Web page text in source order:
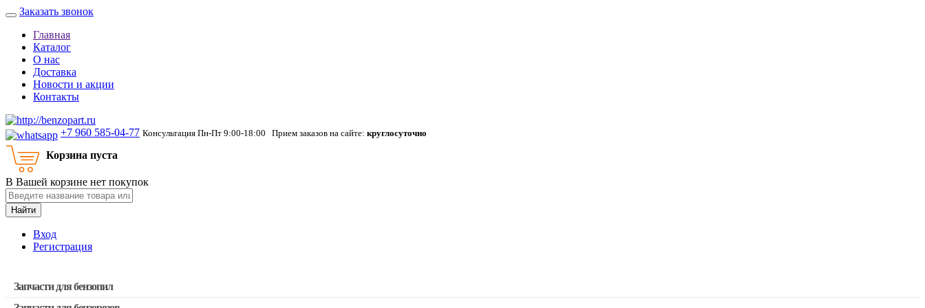
Заказать звонок
Главная
Каталог
О нас
Доставка
Новости и акции
Контакты
+7 960 585-04-77 Консультация Пн-Пт 9:00-18:00 Прием заказов на сайте: круглосуточно
Корзина пуста
В Вашей корзине нет покупок
Найти
Вход
Регистрация
Запчасти для бензопил